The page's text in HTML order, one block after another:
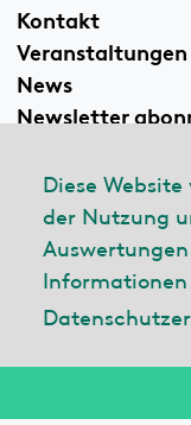
Diese
der Nutzung
Kontakt
Veranstaltungen
News
Newsletter
Linkedin
© 2026 ecobau